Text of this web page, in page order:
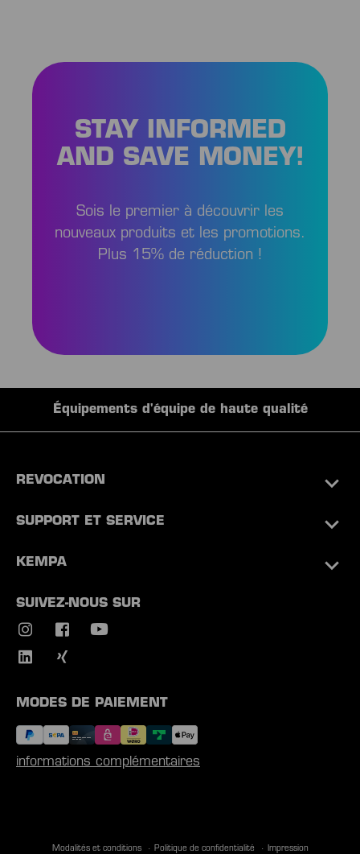
STAY INFORMED
AND SAVE MONEY!
Sois le premier à découvrir les
nouveaux produits et les promotions.
Plus 15% de réduction !
Équipements d'équipe de haute qualité
REVOCATION
SUPPORT ET SERVICE
KEMPA
SUIVEZ-NOUS SUR
MODES DE PAIEMENT
informations complémentaires
Modalités et conditions Politique de confidentialité Impression